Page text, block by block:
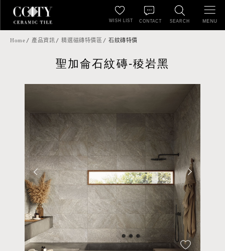
SEARCH
WISH LIST CONTACT MENU
Home 產品資訊 精選磁磚特價區 石紋磚特價
聖加侖石紋磚-稜岩黑